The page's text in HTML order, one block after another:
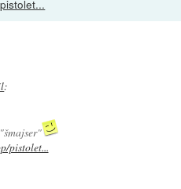
:
pistolet...